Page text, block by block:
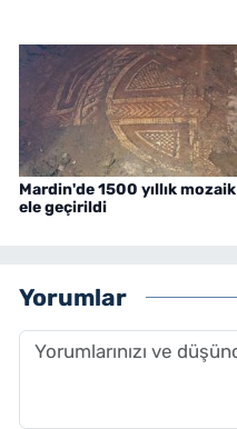
Mardin'de 1500 yıllık mozaik
ele geçirildi
Yorumlar